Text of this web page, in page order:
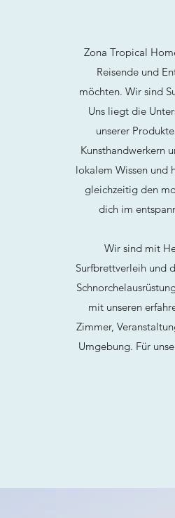
Zona Tropical
Reisende und
möchten. Wir sind
Uns liegt die
unserer
Kunsthandwerkern
lokalem Wissen und
gleichzeitig den
dich im
Wir sind mit
Surfbrettverleih und
mit unseren
Zimmer,
Umgebung. Für